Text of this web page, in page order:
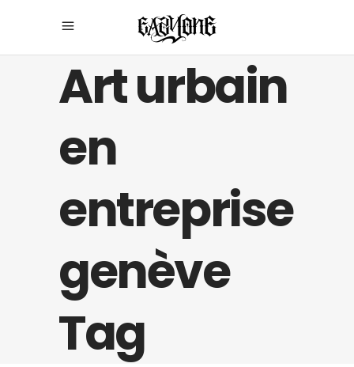
Art urbain
en
entreprise
genève
Tag